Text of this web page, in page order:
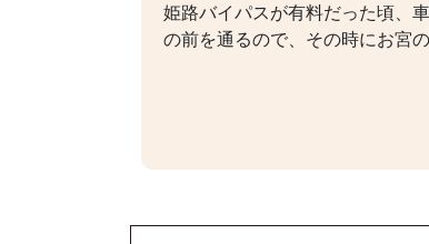
姫路バイパスが有料だった頃、
の前を通るので、その時にお宮